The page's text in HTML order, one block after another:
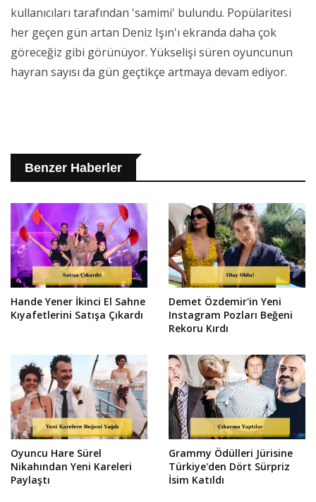
kullanıcıları tarafından 'samimi' bulundu. Popülaritesi
her geçen gün artan Deniz Işın'ı ekranda daha çok
göreceğiz gibi görünüyor. Yükselişi süren oyuncunun
hayran sayısı da gün geçtikçe artmaya devam ediyor.
Benzer Haberler
Hande Yener İkinci El Sahne
Kıyafetlerini Satışa Çıkardı
Demet Özdemir'in Yeni
Instagram Pozları Beğeni
Rekoru Kırdı
Oyuncu Hare Sürel
Nikahından Yeni Kareleri
Paylaştı
Grammy Ödülleri Jürisine
Türkiye'den Dört Sürpriz
İsim Katıldı